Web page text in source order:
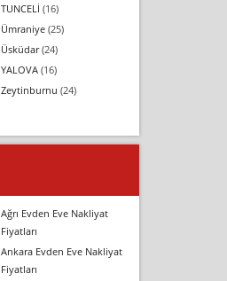
TUNCELİ (16)
Ümraniye(25)
Üsküdar(24)
YALOVA(16)
Zeytinburnu (24)
Ağrı Evden Eve Nakliyat
Fiyatları
Ankara Evden Eve Nakliyat
Fiyatları